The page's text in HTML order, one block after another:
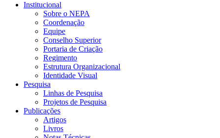
Institucional
Sobre o NEPA
Coordenação
Equipe
Conselho Superior
Portaria de Criação
Regimento
Estrutura Organizacional
Identidade Visual
Pesquisa
Linhas de Pesquisa
Projetos de Pesquisa
Publicações
Artigos
Livros